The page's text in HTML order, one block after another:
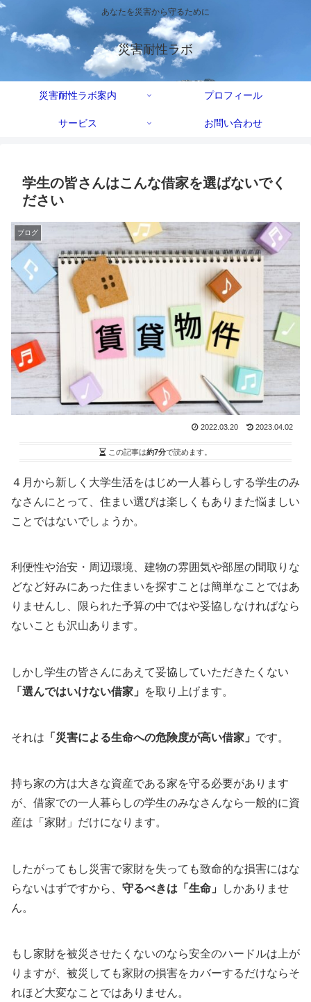
あなたを災害から守るために
災害耐性ラボ
災害耐性ラボ案内 プロフィール
サービス お問い合わせ
学生の皆さんはこんな借家を選ばないでく
ださい
ブログ
2022.03.20 2023.04.02
この記事は約7分で読めます。
４月から新しく大学生活をはじめ一人暮らしする学生のみ
なさんにとって、住まい選びは楽しくもありまた悩ましい
ことではないでしょうか。
利便性や治安・周辺環境、建物の雰囲気や部屋の間取りな
どなど好みにあった住まいを探すことは簡単なことではあ
りませんし、限られた予算の中ではや妥協しなければなら
ないことも沢山あります。
しかし学生の皆さんにあえて妥協していただきたくない
「選んではいけない借家」
を取り上げます。
それは 「災害による生命への危険度が高い借家」 です。
持ち家の方は大きな資産である家を守る必要があります
が、借家での一人暮らしの学生のみなさんなら一般的に資
産は「家財」だけになります。
したがってもし災害で家財を失っても致命的な損害にはな
らないはずですから、 守るべきは「生命」
しかありませ
ん。
もし家財を被災させたくないのなら安全のハードルは上が
りますが、被災しても家財の損害をカバーするだけならそ
れほど大変なことではありません。